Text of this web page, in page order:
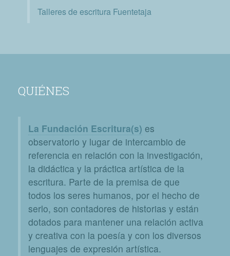
Talleres de escritura Fuentetaja
QUIÉNES
La Fundación Escritura(s) es
observatorio y lugar de intercambio de
referencia en relación con la investigación,
la didáctica y la práctica artística de la
escritura. Parte de la premisa de que
todos los seres humanos, por el hecho de
serlo, son contadores de historias y están
dotados para mantener una relación activa
y creativa con la poesía y con los diversos
lenguajes de expresión artística.